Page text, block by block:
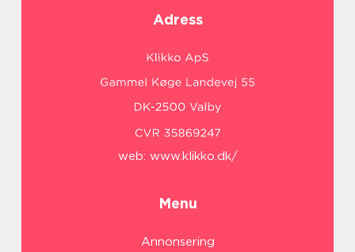
Adress
web: www.klikko.dk/
Menu
Annonsering